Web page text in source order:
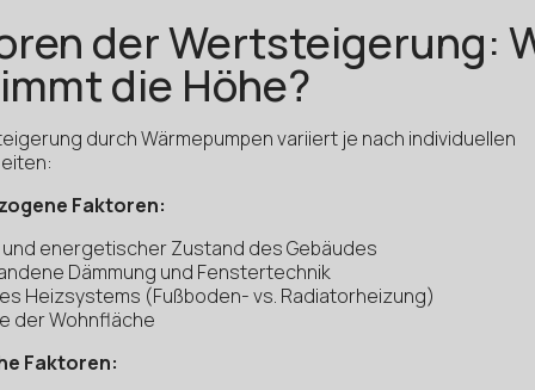
der Wertsteigerung:
die Höhe?
durch Wärmepumpen variiert je nach individuellen
Faktoren:
energetischer Zustand des Gebäudes
Dämmung und Fenstertechnik
Heizsystems (Fußboden- vs. Radiatorheizung)
der Wohnfläche
Faktoren: